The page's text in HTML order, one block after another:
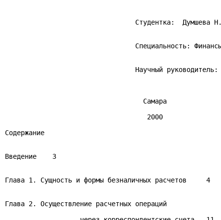
Студентка:  Думшева
Специальность:
Научный руководитель:
                                   Самара
                                    2000
Содержание
Введение    3
Глава 1. Сущность и формы безналичных расчетов     4
Глава 2. Осуществление расчетных операций